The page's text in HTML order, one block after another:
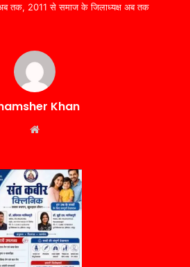
तक, 2011 से समाज के जिलाध्यक्ष अब तक
Khan